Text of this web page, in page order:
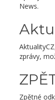
News.
zprávy,
Zpětné